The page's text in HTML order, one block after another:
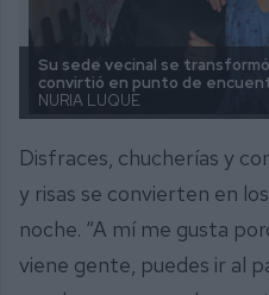
Su sede vecinal se
convirtió en punto de
NURIA LUQUE
Disfraces, chucherías y
y risas se convierten en
noche. “A mí me gusta
viene gente, puedes ir al